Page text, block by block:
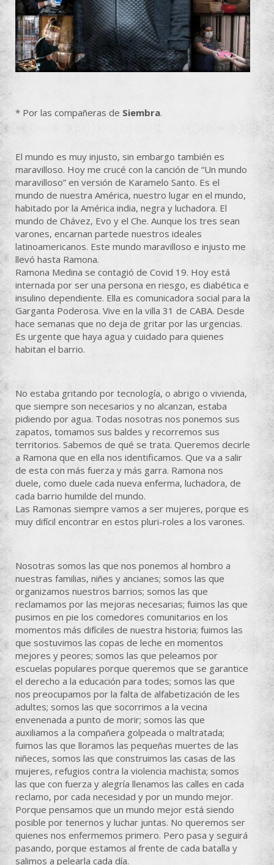
* Por las compañeras de Siembra.
El mundo es muy injusto, sin embargo también es
maravilloso. Hoy me crucé con la canción de “Un mundo
maravilloso” en versión de Karamelo Santo. Es el
mundo de nuestra América, nuestro lugar en el mundo,
habitado por la América india, negra y luchadora. El
mundo de Chávez, Evo y el Che. Aunque los tres sean
varones, encarnan partede nuestros ideales
latinoamericanos. Este mundo maravilloso e injusto me
llevó hasta Ramona.
Ramona Medina se contagió de Covid 19. Hoy está
internada por ser una persona en riesgo, es diabética e
insulino dependiente. Ella es comunicadora social para la
Garganta Poderosa. Vive en la villa 31 de CABA. Desde
hace semanas que no deja de gritar por las urgencias.
Es urgente que haya agua y cuidado para quienes
habitan el barrio.
No estaba gritando por tecnología, o abrigo o vivienda,
que siempre son necesarios y no alcanzan, estaba
pidiendo por agua. Todas nosotras nos ponemos sus
zapatos, tomamos sus baldes y recorremos sus
territorios. Sabemos de qué se trata. Queremos decirle
a Ramona que en ella nos identificamos. Que va a salir
de esta con más fuerza y más garra. Ramona nos
duele, como duele cada nueva enferma, luchadora, de
cada barrio humilde del mundo.
Las Ramonas siempre vamos a ser mujeres, porque es
muy difícil encontrar en estos pluri-roles a los varones.
Nosotras somos las que nos ponemos al hombro a
nuestras familias, niñes y ancianes; somos las que
organizamos nuestros barrios; somos las que
reclamamos por las mejoras necesarias; fuimos las que
pusimos en pie los comedores comunitarios en los
momentos más difíciles de nuestra historia; fuimos las
que sostuvimos las copas de leche en momentos
mejores y peores; somos las que peleamos por
escuelas populares porque queremos que se garantice
el derecho a la educación para todes; somos las que
nos preocupamos por la falta de alfabetización de les
adultes; somos las que socorrimos a la vecina
envenenada a punto de morir; somos las que
auxiliamos a la compañera golpeada o maltratada;
fuimos las que lloramos las pequeñas muertes de las
niñeces, somos las que construimos las casas de las
mujeres, refugios contra la violencia machista; somos
las que con fuerza y alegría llenamos las calles en cada
reclamo, por cada necesidad y por un mundo mejor.
Porque pensamos que un mundo mejor está siendo
posible por tenernos y luchar juntas. No queremos ser
quienes nos enfermemos primero. Pero pasa y seguirá
pasando, porque estamos al frente de cada batalla y
salimos a pelearla cada día.